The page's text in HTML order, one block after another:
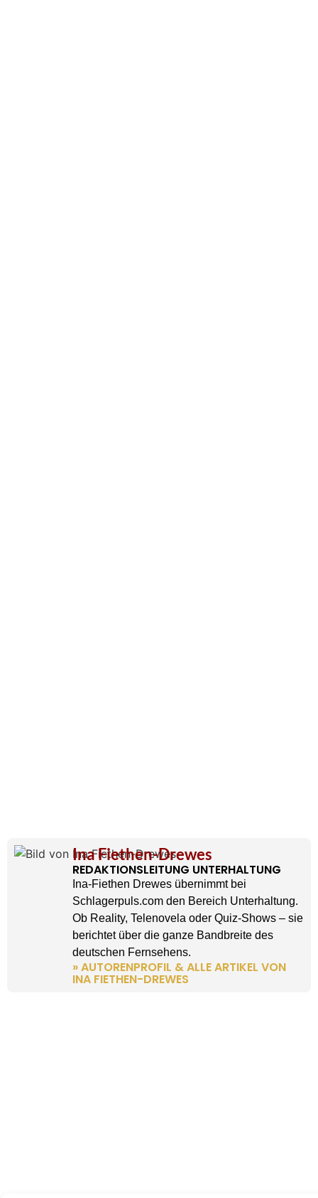
Ina Fiethen-Drewes
REDAKTIONSLEITUNG UNTERHALTUNG
Ina-Fiethen Drewes übernimmt bei
Schlagerpuls.com den Bereich Unterhaltung.
Ob Reality, Telenovela oder Quiz-Shows – sie
berichtet über die ganze Bandbreite des
deutschen Fernsehens.
» AUTORENPROFIL & ALLE ARTIKEL VON
INA FIETHEN-DREWES